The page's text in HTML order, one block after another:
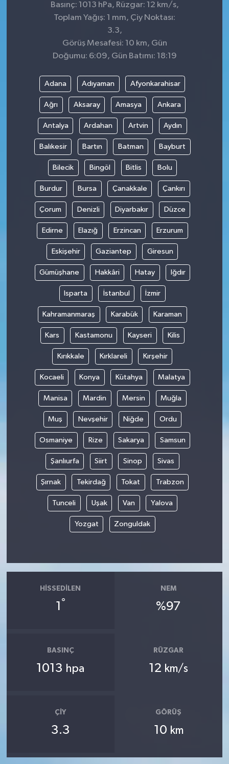
Basınç: 1013 hPa, Rüzgar: 12 km/s,
Toplam Yağış: 1 mm, Çiy Noktası:
3.3,
Görüş Mesafesi: 10 km, Gün
Doğumu: 6:09, Gün Batımı: 18:19
Adana Adıyaman Afyonkarahisar
Ağrı Aksaray Amasya Ankara
Antalya Ardahan Artvin Aydın
Balıkesir Bartın Batman Bayburt
Bilecik Bingöl Bitlis Bolu
Burdur Bursa Çanakkale Çankırı
Çorum Denizli Diyarbakır Düzce
Edirne Elazığ Erzincan Erzurum
Eskişehir Gaziantep Giresun
Gümüşhane Hakkâri Hatay Iğdır
Isparta İstanbul İzmir
Kahramanmaraş Karabük Karaman
Kars Kastamonu Kayseri Kilis
Kırıkkale Kırklareli Kırşehir
Kocaeli Konya Kütahya Malatya
Manisa Mardin Mersin Muğla
Muş Nevşehir Niğde Ordu
Osmaniye Rize Sakarya Samsun
Şanlıurfa Siirt Sinop Sivas
Şırnak Tekirdağ Tokat Trabzon
Tunceli Uşak Van Yalova
Yozgat Zonguldak
HISSEDILEN
1 °
NEM
%97
BASINÇ
1013 hpa
RÜZGAR
12 km/s
ÇIY
3.3
GÖRÜŞ
10 km